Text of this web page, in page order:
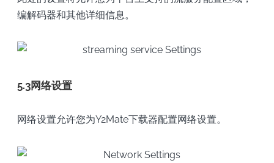
编解码器和其他详细信息。
5.3网络设置
网络设置允许您为Y2Mate下载器配置网络设置。